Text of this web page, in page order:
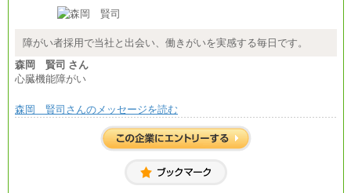
※業務内容・勤務形態に応じて、上記給与の範囲内
※試用期間中も給与に変更はございません
障がい者採用で当社と出会い、働きがいを実感する毎日です。
森岡 賢司 さん
心臓機能障がい
森岡 賢司さんのメッセージを読む